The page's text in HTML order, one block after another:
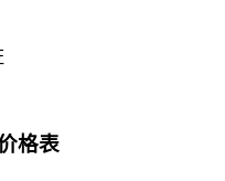
格表